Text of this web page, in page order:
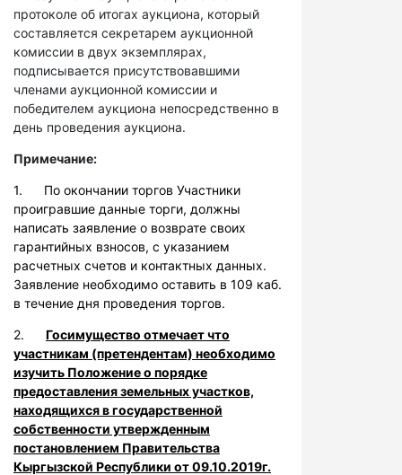
протоколе об итогах аукциона, который
составляется секретарем аукционной
комиссии в двух экземплярах,
подписывается присутствовавшими
членами аукционной комиссии и
победителем аукциона непосредственно в
день проведения аукциона.
Примечание:
1. По окончании торгов Участники
проигравшие данные торги, должны
написать заявление о возврате своих
гарантийных взносов, с указанием
расчетных счетов и контактных данных.
Заявление необходимо оставить в 109 каб.
в течение дня проведения торгов.
2. Госимущество отмечает что
участникам (претендентам) необходимо
изучить Положение о порядке
предоставления земельных участков,
находящихся в государственной
собственности утвержденным
постановлением Правительства
Кыргызской Республики от 09.10.2019г.